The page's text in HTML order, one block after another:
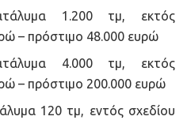
1.200 τμ, εκτός
– πρόστιμο 48.000 ευρώ
4.000 τμ, εκτός
– πρόστιμο 200.000 ευρώ
120 τμ, εντός σχεδίου